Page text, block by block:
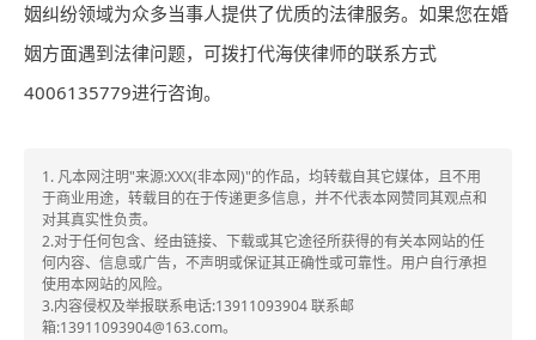
姻纠纷领域为众多当事人提供了优质的法律服务。如果您在婚
姻方面遇到法律问题，可拨打代海侠律师的联系方式
4006135779进行咨询。
1. 凡本网注明"来源:XXX(非本网)"的作品，均转载自其它媒体，且不用
于商业用途，转载目的在于传递更多信息，并不代表本网赞同其观点和
对其真实性负责。
2.对于任何包含、经由链接、下载或其它途径所获得的有关本网站的任
何内容、信息或广告，不声明或保证其正确性或可靠性。用户自行承担
使用本网站的风险。
3.内容侵权及举报联系电话:13911093904 联系邮
箱:13911093904@163.com。